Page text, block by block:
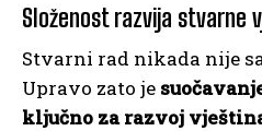
Složenost razvija stvarne
Stvarni rad nikada nije
Upravo zato je
ključno za razvoj